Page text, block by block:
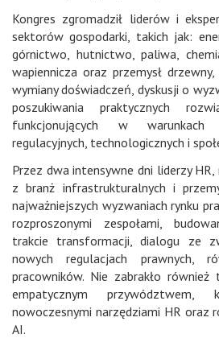
Kongres zgromadził liderów i
sektorów gospodarki, takich jak:
górnictwo, hutnictwo, paliwa,
wapiennicza oraz przemysł
wymiany doświadczeń, dyskusji o
poszukiwania praktycznych
funkcjonujących w warunkach
regulacyjnych, technologicznych i
Przez dwa intensywne dni liderzy HR,
z branż infrastrukturalnych i
najważniejszych wyzwaniach rynku
rozproszonymi zespołami,
trakcie transformacji, dialogu ze
nowych regulacjach prawnych,
pracowników. Nie zabrakło
empatycznym przywództwem,
nowoczesnymi narzędziami HR oraz
AI.